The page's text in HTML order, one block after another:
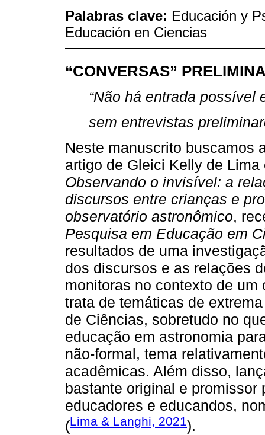
Palabras clave: Educación y
Educación en Ciencias
“CONVERSAS”
“Não há entrada possível
sem entrevistas
Neste manuscrito buscamos
artigo de Gleici Kelly de
Observando o invisível: a
discursos entre crianças e
observatório astronômico,
Pesquisa em Educação em
resultados de uma
dos discursos e as relações
monitoras no contexto de
trata de temáticas de
de Ciências, sobretudo no
educação em astronomia
não-formal, tema
acadêmicas. Além disso,
bastante original e
educadores e educandos,
(Lima & Langhi, 2021).